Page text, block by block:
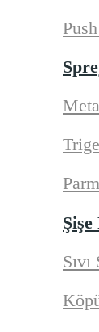
Şişe